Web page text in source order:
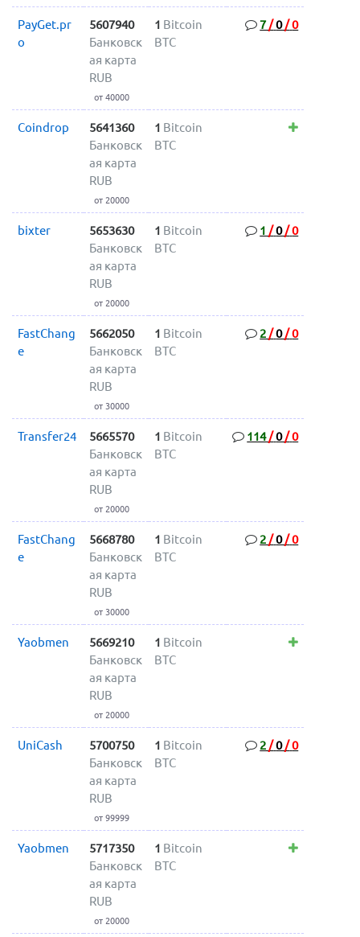
PayGet.pr
o
5607940
Банковск
ая карта
RUB
от 40000
1 Bitcoin
BTC
7/0/0
Coindrop
5641360
Банковск
ая карта
RUB
от 20000
1 Bitcoin
BTC
bixter
5653630
Банковск
ая карта
RUB
от 20000
1 Bitcoin
BTC
1 /0/0
FastChang
e
5662050
Банковск
ая карта
RUB
от 30000
1 Bitcoin
BTC
2 /0/0
Transfer24
5665570
Банковск
ая карта
RUB
от 20000
1 Bitcoin
BTC
114/0/0
FastChang
e
5668780
Банковск
ая карта
RUB
от 30000
1 Bitcoin
BTC
2 /0/0
Yaobmen
5669210
Банковск
ая карта
RUB
от 20000
1 Bitcoin
BTC
UniCash
5700750
Банковск
ая карта
RUB
от 99999
1 Bitcoin
BTC
2 /0/0
Yaobmen
5717350
Банковск
ая карта
RUB
от 20000
1 Bitcoin
BTC